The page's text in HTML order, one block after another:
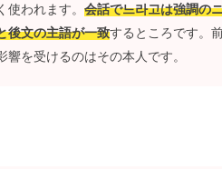
われます。 会話で느라고は強調の
後文の主語が一致するところです。
を受けるのはその本人です。